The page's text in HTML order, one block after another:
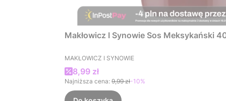
Makłowicz I Synowie Sos Meksykański
PRODUCENT
MAKŁOWICZ I SYNOWIE
Cena promocyjna
8,99 zł
Najniższa cena: 9,99 zł-10%